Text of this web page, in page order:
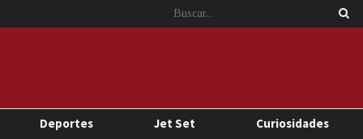
Deportes Jet Set Curiosidades